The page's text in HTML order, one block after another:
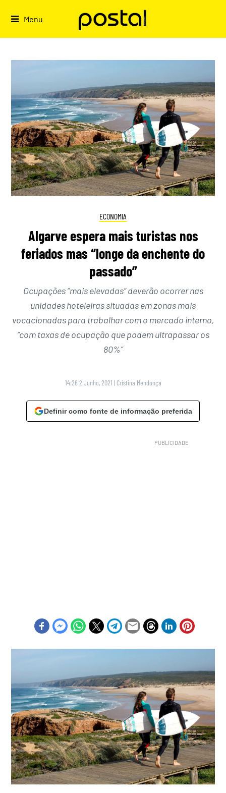
Menu
ECONOMIA
Algarve espera mais turistas nos
feriados mas “longe da enchente do
passado”
Ocupações “mais elevadas” deverão ocorrer nas
unidades hoteleiras situadas em zonas mais
vocacionadas para trabalhar com o mercado interno,
“com taxas de ocupação que podem ultrapassar os
80%”
14:26 2 Junho, 2021 | Cristina Mendonça
Definir como fonte de informação preferida